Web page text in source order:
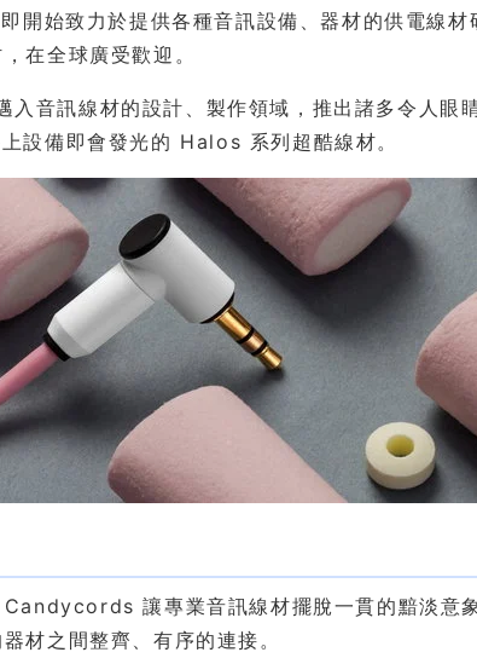
始致力於提供各種音訊設備、器材的供電線材
在全球廣受歡迎。
音訊線材的設計、製作領域，推出諸多令人眼
備即會發光的 Halos 系列超酷線材。
讓專業音訊線材擺脫一貫的黯淡意
材之間整齊、有序的連接。